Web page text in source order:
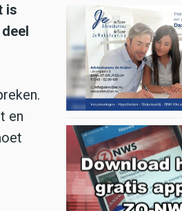
is
en